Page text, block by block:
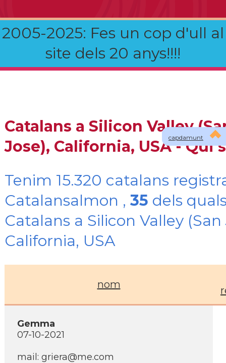
2005-2025: Fes un cop d'ull al
site dels 20 anys!!!!
capdamunt
Catalans a Silicon Valley
Jose), California, USA - Qui
Tenim 15.320 catalans
Catalansalmon , 35 dels
Catalans a Silicon Valley (San
California, USA
nom
Gemma
07-10-2021
mail: griera@me.com